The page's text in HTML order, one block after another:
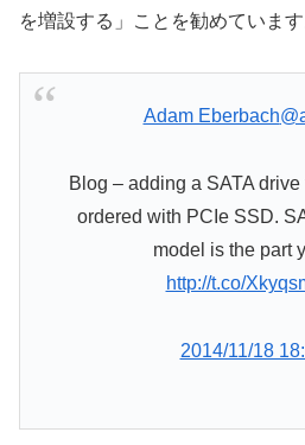
を増設する」ことを勧めています
Adam Eberbach
Blog – adding a SATA
ordered with PCIe SSD.
model is the part
http://t.co/
2014/11/18